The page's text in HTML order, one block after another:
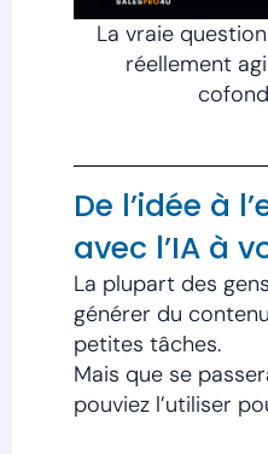
La vraie
réellement
De l’idée à
avec l’IA à
La plupart des
générer du
petites tâches.
Mais que se
pouviez l’utiliser